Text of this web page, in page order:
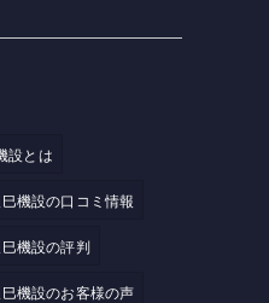
設とは
機設の口コミ情報
機設の評判
機設のお客様の声